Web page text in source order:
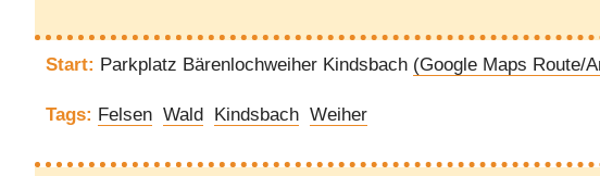
Start: Parkplatz Bärenlochweiher Kindsbach (Google Maps Route/
Tags: Felsen Wald Kindsbach Weiher